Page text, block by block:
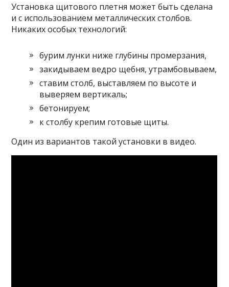
Установка щитового плетня может быть сделана
и с использованием металлических столбов.
Никаких особых технологий:
бурим лунки ниже глубины промерзания,
закидываем ведро щебня, утрамбовываем,
ставим столб, выставляем по высоте и
выверяем вертикаль;
бетонируем;
к столбу крепим готовые щиты.
Один из вариантов такой установки в видео.